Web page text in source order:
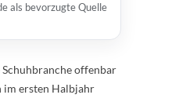
als bevorzugte Quelle
Schuhbranche offenbar
im ersten Halbjahr